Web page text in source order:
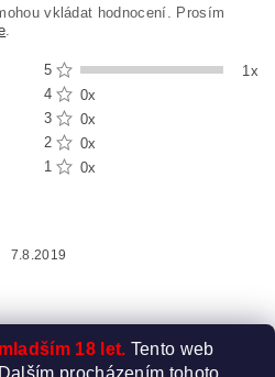
vkládat hodnocení. Prosím
.
5
1x
4
0x
3
0x
2
0x
1
0x
7.8.2019
18 let. Tento web
procházením tohoto